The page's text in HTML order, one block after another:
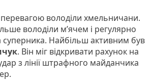
володіли хмельничани.
володіли м’ячем і регулярно
суперника. Найбільш активним був
. Він міг відкривати рахунок на
з лінії штрафного майданчика